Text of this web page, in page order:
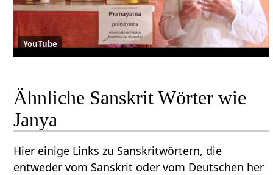
YouTube
Ähnliche Sanskrit Wörter wie
Janya
Hier einige Links zu Sanskritwörtern, die
entweder vom Sanskrit oder vom Deutschen her